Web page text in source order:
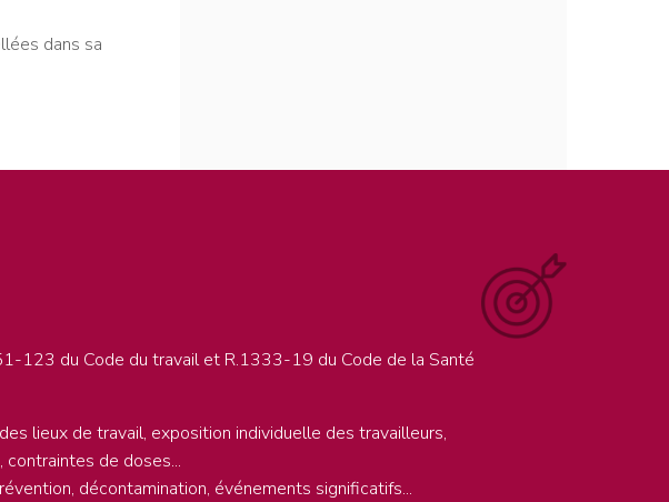
dans sa
123 du Code du travail et R.1333-19 du Code de la Santé
lieux de travail, exposition individuelle des travailleurs,
de doses...
décontamination, événements significatifs...